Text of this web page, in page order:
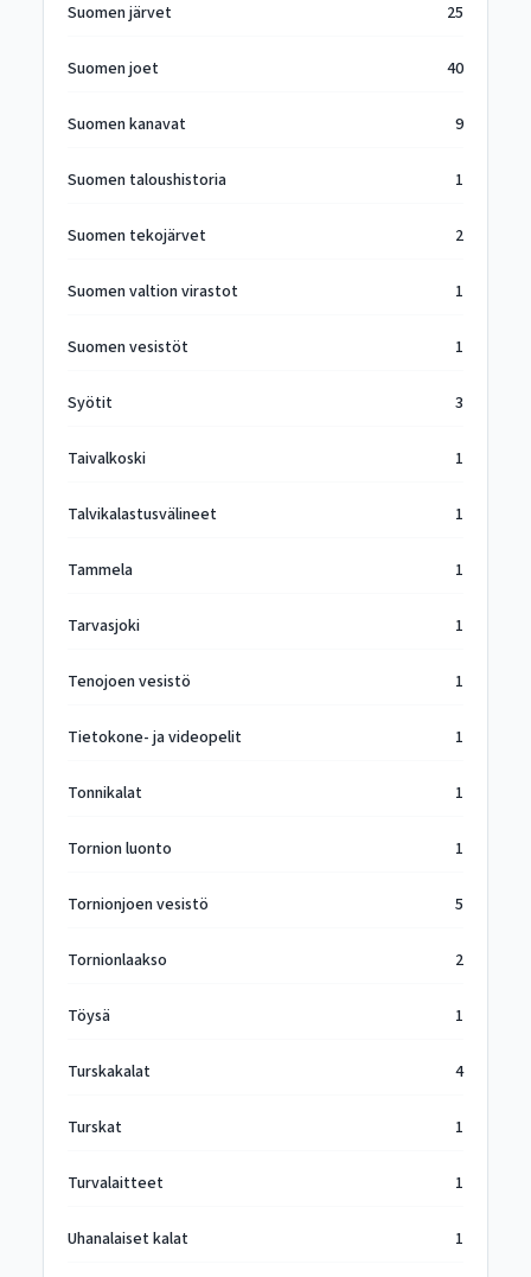
Suomen järvet 25
Suomen joet 40
Suomen kanavat 9
Suomen taloushistoria 1
Suomen tekojärvet 2
Suomen valtion virastot 1
Suomen vesistöt 1
Syötit 3
Taivalkoski 1
Talvikalastusvälineet 1
Tammela 1
Tarvasjoki 1
Tenojoen vesistö 1
Tietokone- ja videopelit 1
Tonnikalat 1
Tornion luonto 1
Tornionjoen vesistö 5
Tornionlaakso 2
Töysä 1
Turskakalat 4
Turskat 1
Turvalaitteet 1
Uhanalaiset kalat 1